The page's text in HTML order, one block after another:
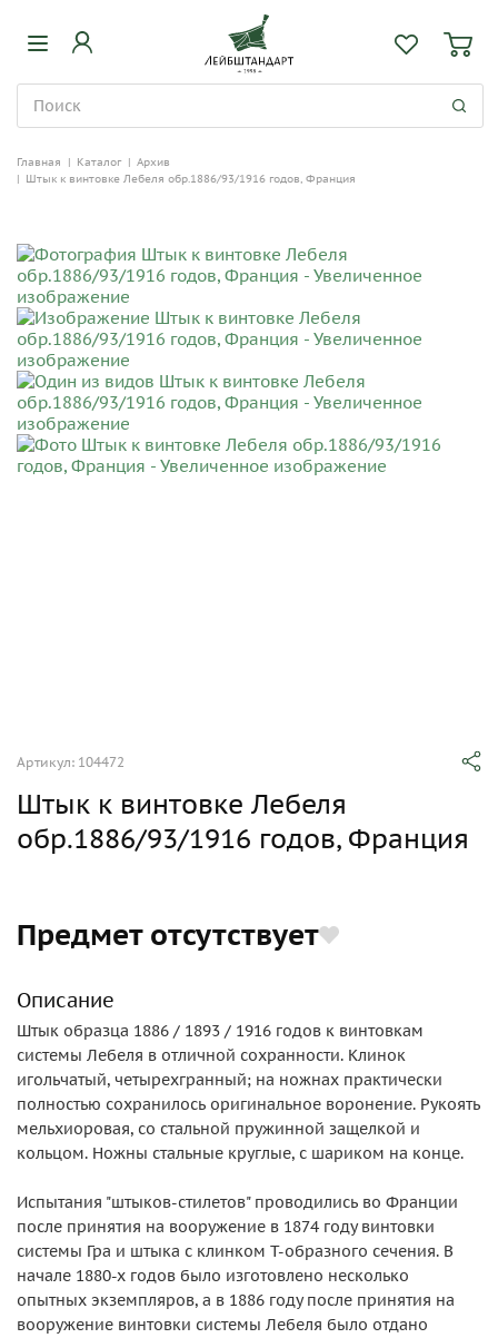
Главная | Каталог | Архив
| Штык к винтовке Лебеля обр.1886/93/1916 годов, Франция
Артикул: 104472
Штык к винтовке Лебеля
обр.1886/93/1916 годов, Франция
Предмет отсутствует
Описание
Штык образца 1886 / 1893 / 1916 годов к винтовкам
системы Лебеля в отличной сохранности. Клинок
игольчатый, четырехгранный; на ножнах практически
полностью сохранилось оригинальное воронение. Рукоять
мельхиоровая, со стальной пружинной защелкой и
кольцом. Ножны стальные круглые, с шариком на конце.
Испытания "штыков-стилетов" проводились во Франции
после принятия на вооружение в 1874 году винтовки
системы Гра и штыка с клинком Т-образного сечения. В
начале 1880-х годов было изготовлено несколько
опытных экземпляров, а в 1886 году после принятия на
вооружение винтовки системы Лебеля было отдано